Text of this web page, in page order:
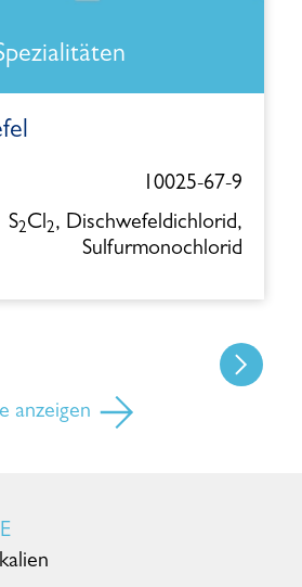
10025-67-9
S2Cl2, Dischwefeldichlorid,
Sulfurmonochlorid
anzeigen